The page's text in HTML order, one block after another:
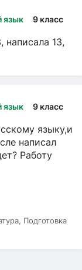
язык 9 класс
написала 13,
язык 9 класс
языку,и
написал
Работу
Подготовка